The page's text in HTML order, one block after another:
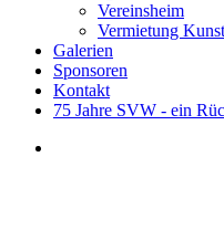
Vereinsheim
Vermietung
Galerien
Sponsoren
Kontakt
75 Jahre SVW - ein